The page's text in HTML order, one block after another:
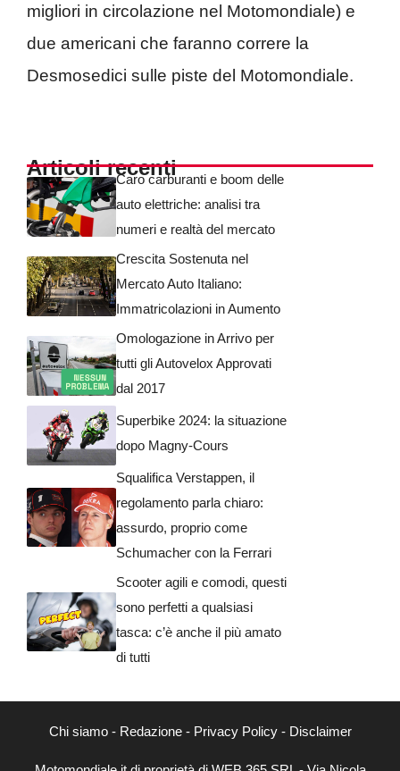
migliori in circolazione nel Motomondiale) e
due americani che faranno correre la
Desmosedici sulle piste del Motomondiale.
Articoli recentiCaro carburanti e boom delle
auto elettriche: analisi tra
numeri e realtà del mercato
Crescita Sostenuta nel
Mercato Auto Italiano:
Immatricolazioni in Aumento
Omologazione in Arrivo per
tutti gli Autovelox Approvati
dal 2017
Superbike 2024: la situazione
dopo Magny-Cours
Squalifica Verstappen, il
regolamento parla chiaro:
assurdo, proprio come
Schumacher con la Ferrari
Scooter agili e comodi, questi
sono perfetti a qualsiasi
tasca: c’è anche il più amato
di tutti
Chi siamo- Redazione- Privacy Policy- Disclaimer